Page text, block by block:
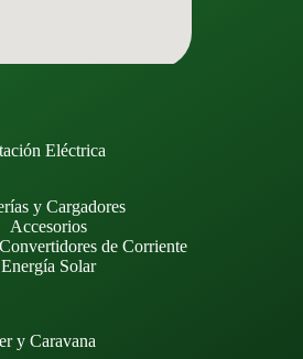
Eléctrica
y Cargadores
Accesorios
de Corriente
Energía Solar
y Caravana